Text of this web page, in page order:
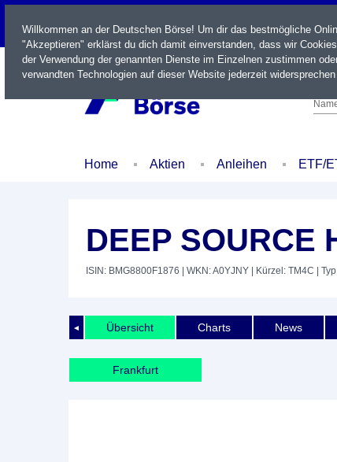
LIVE
Home Aktien Anleihen ETF/
DEEP SOURCE
ISIN: BMG8800F1876 | WKN: A0YJNY | Kürzel: TM4C |
◄ Übersicht Charts News
Frankfurt
Willkommen an der Deutschen Börse! Um dir das bestmögliche
"Akzeptieren" erklärst du dich damit einverstanden, dass wir
der Verwendung der genannten Dienste im Einzelnen zustimmen
verwandten Technologien auf dieser Website jederzeit